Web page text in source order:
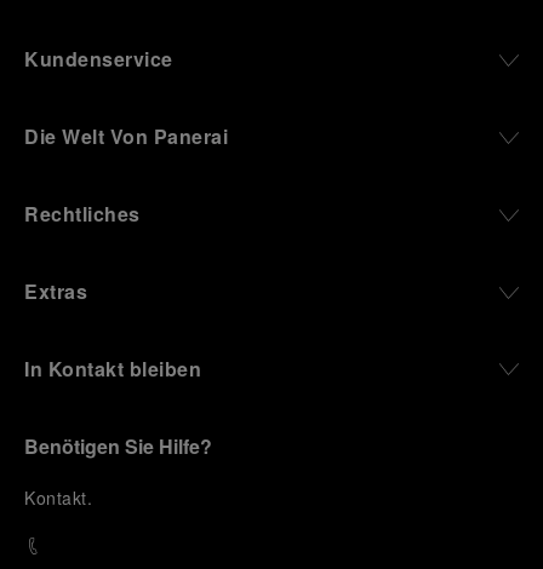
Kundenservice
Die Welt Von Panerai
Rechtliches
Extras
In Kontakt bleiben
Benötigen Sie Hilfe?
Kontakt.